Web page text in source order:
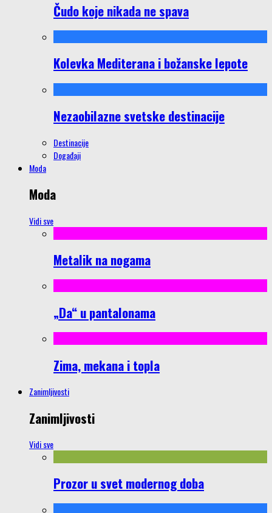
Čudo koje nikada ne spava
Kolevka Mediterana i božanske lepote
Nezaobilazne svetske destinacije
Destinacije
Događaji
Moda
Moda
Vidi sve
Metalik na nogama
„Da“ u pantalonama
Zima, mekana i topla
Zanimljivosti
Zanimljivosti
Vidi sve
Prozor u svet modernog doba